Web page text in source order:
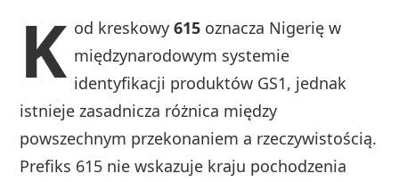
K od kreskowy615 oznacza Nigerię w
międzynarodowym systemie
identyfikacji produktów GS1, jednak
istnieje zasadnicza różnica między
powszechnym przekonaniem a rzeczywistością.
Prefiks 615 nie wskazuje kraju pochodzenia